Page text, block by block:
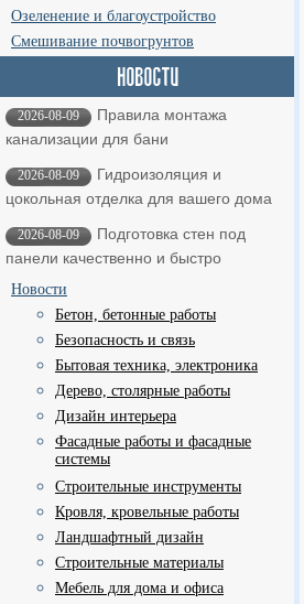
Озеленение и благоустройство
Смешивание почвогрунтов
2026-08-09
Правила монтажа
канализации для бани
2026-08-09
Гидроизоляция и
цокольная отделка для вашего дома
2026-08-09
Подготовка стен под
панели качественно и быстро
Новости
Бетон, бетонные работы
Безопасность и связь
Бытовая техника, электроника
Дерево, столярные работы
Дизайн интерьера
Фасадные работы и фасадные
системы
Строительные инструменты
Кровля, кровельные работы
Ландшафтный дизайн
Строительные материалы
Мебель для дома и офиса